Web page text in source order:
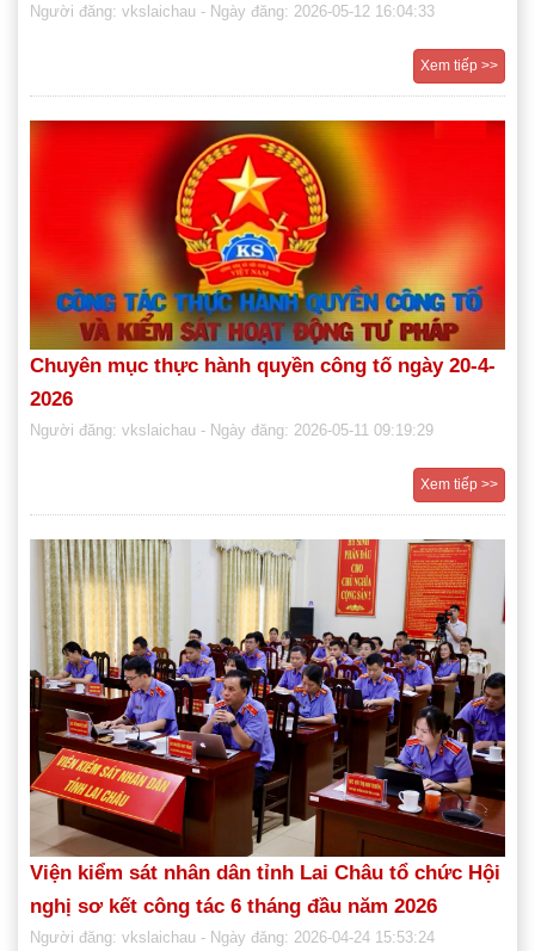
Người đăng: vkslaichau - Ngày đăng: 2026-05-12 16:04:33
Xem tiếp >>
Chuyên mục thực hành quyền công tố ngày 20-4-
2026
Người đăng: vkslaichau - Ngày đăng: 2026-05-11 09:19:29
Xem tiếp >>
Viện kiểm sát nhân dân tỉnh Lai Châu tổ chức Hội
nghị sơ kết công tác 6 tháng đầu năm 2026
Người đăng: vkslaichau - Ngày đăng: 2026-04-24 15:53:24